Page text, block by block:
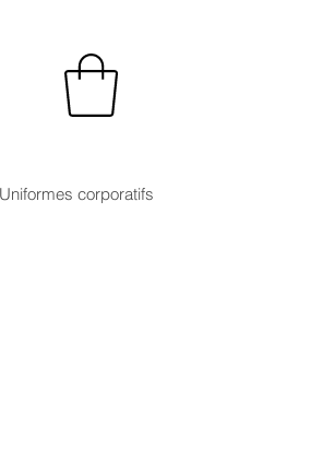
Uniformes corporatifs